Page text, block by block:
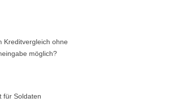
Kreditvergleich ohne
möglich?
für Soldaten